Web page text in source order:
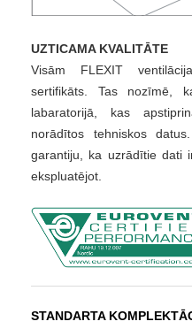
UZTICAMA KVALITĀTE
Visām FLEXIT
sertifikāts. Tas nozīmē,
labaratorijā, kas
norādītos tehniskos
garantiju, ka uzrādītie dati
ekspluatējot.
STANDARTA